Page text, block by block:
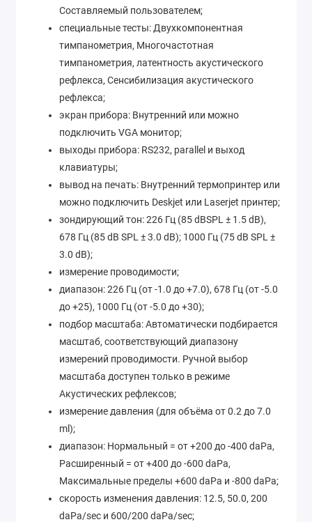
Составляемый пользователем;
специальные тесты: Двухкомпонентная
тимпанометрия, Многочастотная
тимпанометрия, латентность акустического
рефлекса, Сенсибилизация акустического
рефлекса;
экран прибора: Внутренний или можно
подключить VGA монитор;
выходы прибора: RS232, parallel и выход
клавиатуры;
вывод на печать: Внутренний термопринтер или
можно подключить Deskjet или Laserjet принтер;
зондирующий тон: 226 Гц (85 dBSPL ± 1.5 dB),
678 Гц (85 dB SPL ± 3.0 dB); 1000 Гц (75 dB SPL ±
3.0 dB);
измерение проводимости;
диапазон: 226 Гц (от -1.0 до +7.0), 678 Гц (от -5.0
до +25), 1000 Гц (от -5.0 до +30);
подбор масштаба: Автоматически подбирается
масштаб, соответствующий диапазону
измерений проводимости. Ручной выбор
масштаба доступен только в режиме
Акустических рефлексов;
измерение давления (для объёма от 0.2 до 7.0
ml);
диапазон: Нормальный = от +200 до -400 daPa,
Расширенный = от +400 до -600 daPa,
Максимальные пределы +600 daPa и -800 daPa;
скорость изменения давления: 12.5, 50.0, 200
daPa/sec и 600/200 daPa/sec;